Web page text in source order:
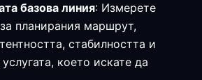
базова линия: Измерете
планирания маршрут,
стабилността и
което искате да